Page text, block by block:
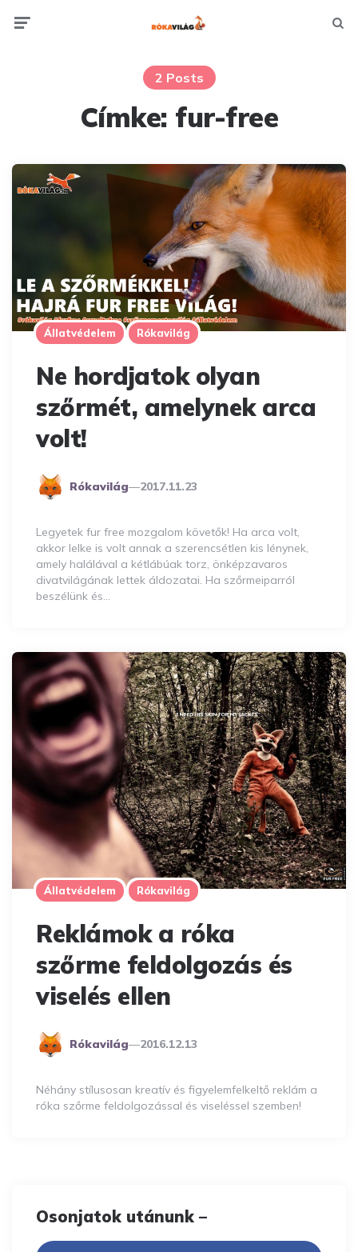
2 Posts
Címke: fur-free
Állatvédelem Rókavilág
Ne hordjatok olyan
szőrmét, amelynek arca
volt!
Posted
Rókavilág 2017.11.23
Legyetek fur free mozgalom követők! Ha arca volt,
akkor lelke is volt annak a szerencsétlen kis lénynek,
amely halálával a kétlábúak torz, önképzavaros
divatvilágának lettek áldozatai. Ha szőrmeiparról
beszélünk és…
Állatvédelem Rókavilág
Reklámok a róka
szőrme feldolgozás és
viselés ellen
Posted
Rókavilág 2016.12.13
Néhány stílusosan kreatív és figyelemfelkeltő reklám a
róka szőrme feldolgozással és viseléssel szemben!
Osonjatok utánunk –